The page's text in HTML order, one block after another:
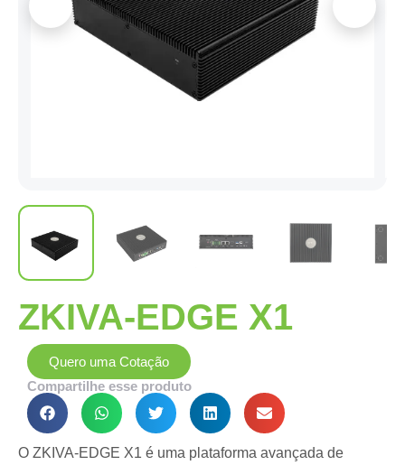
ZKIVA-EDGE X1
Quero uma Cotação
Compartilhe esse produto
O ZKIVA-EDGE X1 é uma plataforma avançada de